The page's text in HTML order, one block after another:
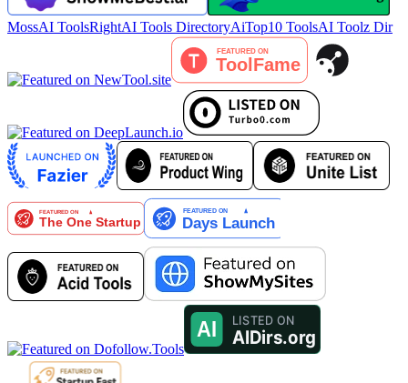
MossAI ToolsRightAI Tools DirectoryAiTop10 ToolsAI Toolz Dir